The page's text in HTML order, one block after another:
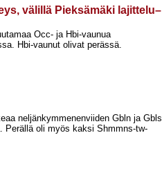
välillä Pieksämäki lajittelu–
Occ-​ ja Hbi-​vaunua
Hbi-​vaunut olivat perässä.
neljänkymmenenviiden Gbln ja Gbls
Perällä oli myös kaksi Shmmns-​tw-​